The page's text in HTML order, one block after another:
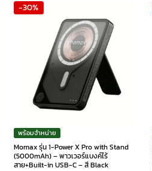
-30%
พร้อมจำหน่าย
Momax รุ่น 1-Power X Pro with Stand
(5000mAh) – พาวเวอร์แบงค์ไร้
สาย+Built-in USB-C – สี Black